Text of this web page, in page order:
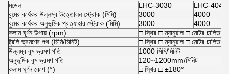
মডেল LHC-3030
LHC-4040
বুমের কার্যকর উল্লম্ব উত্তোলন স্ট্রোক (মিমি)
3000
4000
বুমের কার্যকর অনুভূমিক প্রত্যাহার স্ট্রোক (মিমি)
3000
4000
কলাম ঘূর্ণন উপায় (rpm)
□ স্থির □ ম্যানুয়াল □ মোটর চালিত
ট্রলি ভ্রমণের পথ (মিমি/মিনিট)
□ স্থির □ ম্যানুয়াল □ মোটর চালিত
উল্লম্ব বুম ভ্রমণ গতি
1000 মিমি/মিনিট
অনুভূমিক বুম ভ্রমণ গতি
120~1200mm/মিনিট
কলাম ঘূর্ণন কোণ (°)
□ স্থির □ ±180°